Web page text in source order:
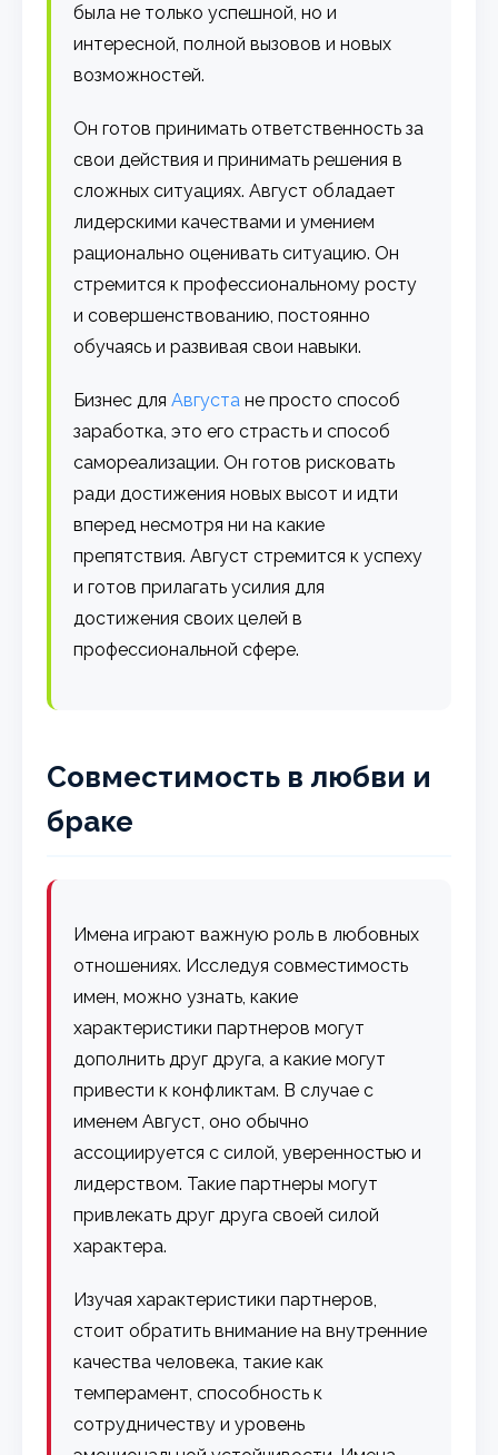
была не только успешной, но и
интересной, полной вызовов и новых
возможностей.
Он готов принимать ответственность за
свои действия и принимать решения в
сложных ситуациях. Август обладает
лидерскими качествами и умением
рационально оценивать ситуацию. Он
стремится к профессиональному росту
и совершенствованию, постоянно
обучаясь и развивая свои навыки.
Бизнес дляАвгуста не просто способ
заработка, это его страсть и способ
самореализации. Он готов рисковать
ради достижения новых высот и идти
вперед несмотря ни на какие
препятствия. Август стремится к успеху
и готов прилагать усилия для
достижения своих целей в
профессиональной сфере.
Совместимость в любви и
браке
Имена играют важную роль в любовных
отношениях. Исследуя совместимость
имен, можно узнать, какие
характеристики партнеров могут
дополнить друг друга, а какие могут
привести к конфликтам. В случае с
именем Август, оно обычно
ассоциируется с силой, уверенностью и
лидерством. Такие партнеры могут
привлекать друг друга своей силой
характера.
Изучая характеристики партнеров,
стоит обратить внимание на внутренние
качества человека, такие как
темперамент, способность к
сотрудничеству и уровень